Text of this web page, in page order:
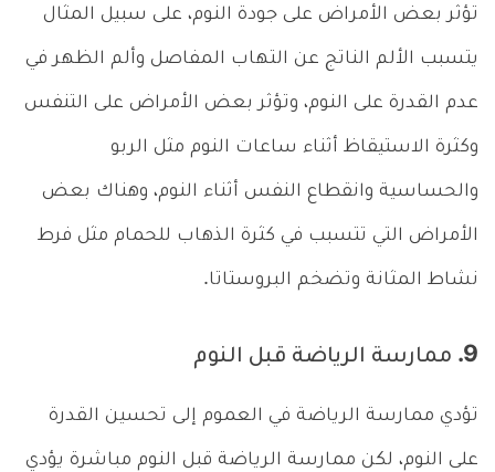
تؤثر بعض الأمراض على جودة النوم، على سبيل المثال
يتسبب الألم الناتج عن التهاب المفاصل وألم الظهر في
عدم القدرة على النوم، وتؤثر بعض الأمراض على التنفس
وكثرة الاستيقاظ أثناء ساعات النوم مثل الربو
والحساسية وانقطاع النفس أثناء النوم، وهناك بعض
الأمراض التي تتسبب في كثرة الذهاب للحمام مثل فرط
نشاط المثانة وتضخم البروستاتا.
9. ممارسة الرياضة قبل النوم
تؤدي ممارسة الرياضة في العموم إلى تحسين القدرة
على النوم، لكن ممارسة الرياضة قبل النوم مباشرة يؤدي